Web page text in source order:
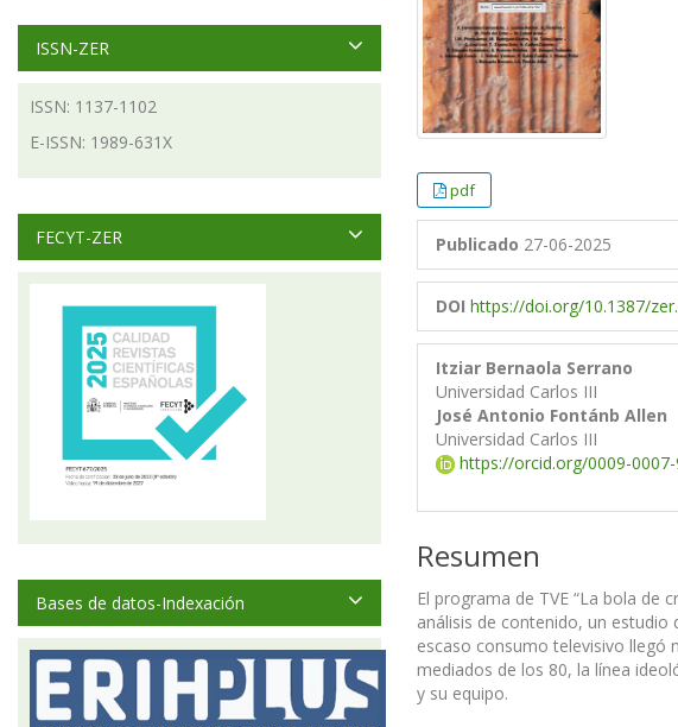
pdf
Publicado 27-06-2025
DOI https://doi.org/10.1387/
Itziar Bernaola Serrano
Universidad Carlos III
José Antonio Fontánb Allen
Universidad Carlos III
https://orcid.org/0009-
Resumen
El programa de TVE “La bola de
análisis de contenido, un
escaso consumo televisivo llegó
mediados de los 80, la línea
y su equipo.
ISSN-ZER
ISSN: 1137-1102
E-ISSN: 1989-631X
FECYT-ZER
Bases de datos-Indexación